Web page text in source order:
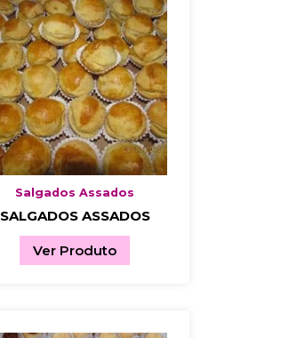
Salgados Assados
SALGADOS ASSADOS
Ver Produto